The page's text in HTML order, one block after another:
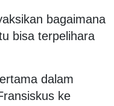
bagaimana
bisa terpelihara
dalam
ke